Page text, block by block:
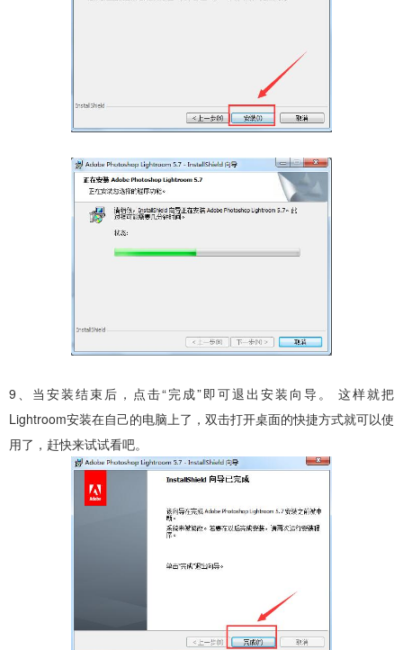
9、当安装结束后，点击“完成”即可退出安装向导。 这样就把
Lightroom安装在自己的电脑上了，双击打开桌面的快捷方式就可以使
用了，赶快来试试看吧。